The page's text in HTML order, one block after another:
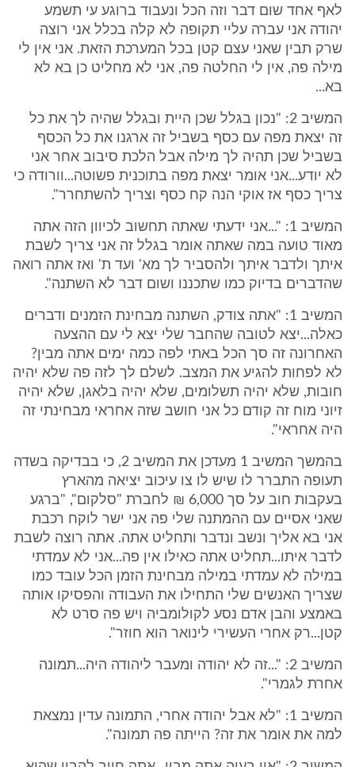
לאף אחד שום דבר וזה הכל ונעבוד ברוגע עי תשמע
יהודה אני עברה עליי תקופה לא קלה בכלל אני רוצה
שרק תבין שאני עצם קטן בכל המערכת הזאת. אני אין לי
מילה פה, אין לי החלטה פה, אני לא מחליט כן בא לא
בא...
המשיב 2: "נכון בגלל שכן היית ובגלל שהיה לך את כל
זה יצאת מפה עם כסף בשביל זה ארגנו את כל הכסף
בשביל שכן תהיה לך מילה אבל הלכת סיבוב אחר אני
לא יודע...אני אומר יצאת מפה בתוכנית פשוטה...וורודה כי
צריך כסף אז אוקי הנה קח כסף וצריך להשתחרר".
המשיב 1: "...אני ידעתי שאתה תחשוב לכיוון הזה אתה
מאוד טועה במה שאתה אומר בגלל זה אני צריך לשבת
איתך ולדבר איתך ולהסביר לך מא' ועד ת' ואז אתה רואה
שהדברים בדיוק כמו שתכננו ושום דבר לא השתנה".
המשיב 1: "אתה צודק, השתנה מבחינת הזמנים ודברים
כאלה...יצא לטובה שהחבר שלי יצא לי עם ההצעה
האחרונה זה סך הכל באתי לפה כמה ימים אתה מבין?
לא לפחות להגיע את המצב. לשלם לך לזה פה שלא יהיה
חובות, שלא יהיה תשלומים, שלא יהיה בלאגן, שלא יהיה
זיוני מוח זה קודם כל אני חושב שזה אחראי מבחינתי זה
היה אחראי".
בהמשך המשיב 1 מעדכן את המשיב 2, כי בבדיקה בשדה
תעופה התברר לו שיש לו צו עיכוב יציאה מהארץ
בעקבות חוב על סך 6,000 ₪ לחברת "סלקום", "ברגע
שאני אסיים עם ההמתנה שלי פה אני ישר לוקח רכבת
אני בא אליך ונשב ונדבר ותחליט אתה. אתה רוצה לשבת
לדבר איתו...תחליט אתה כאילו אין פה...אני לא עמדתי
במילה לא עמדתי במילה מבחינת הזמן הכל עובד כמו
שצריך האנשים שלי התחילו את העבודה והפסיקו אותה
באמצע והבן אדם נסע לקולומביה ויש פה סרט לא
קטן...רק אחרי העשירי לינואר הוא חוזר".
המשיב 2: "...זה לא יהודה ומעבר ליהודה היה...תמונה
אחרת לגמרי".
המשיב 1: "לא אבל יהודה אחרי, התמונה עדין נמצאת
למה את אומר את זה? הייתה פה תמונה".